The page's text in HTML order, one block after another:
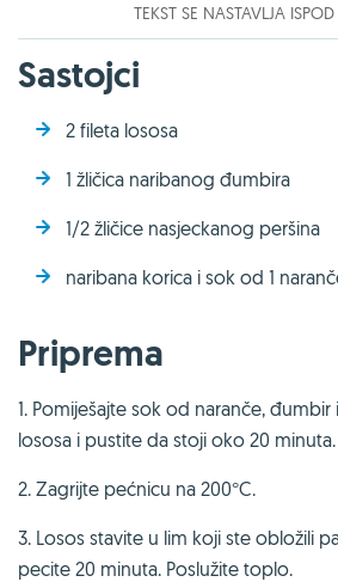
TEKST SE NASTAVLJA
Sastojci
2 fileta lososa
1 žličica naribanog đumbira
1/2 žličice nasjeckanog peršina
naribana korica i sok od 1
Priprema
1. Pomiješajte sok od naranče,
lososa i pustite da stoji oko 20 minuta.
2. Zagrijte pećnicu na 200°C.
3. Losos stavite u lim koji ste obložili
pecite 20 minuta. Poslužite toplo.